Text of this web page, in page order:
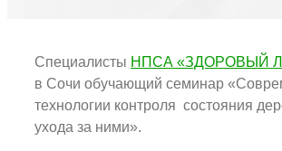
Специалисты НПСА «ЗДОРОВЫЙ
в Сочи обучающий семинар
технологии контроля состояния
ухода за ними».